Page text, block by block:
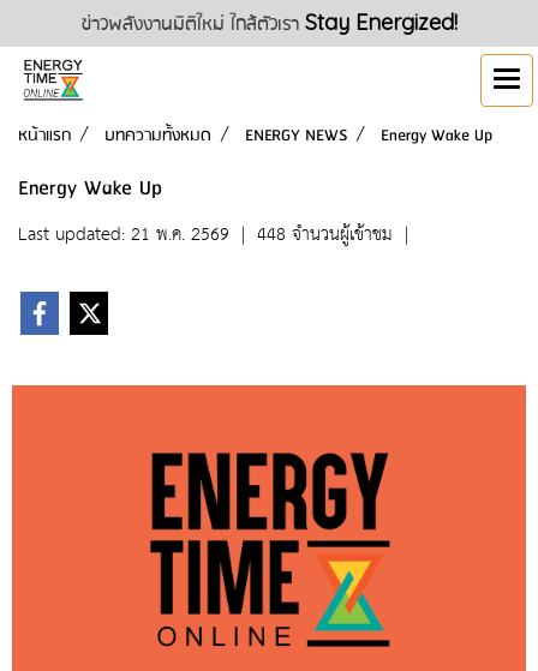
ข่าวพลังงานมิติใหม่ ใกล้ตัวเรา Stay Energized!
หน้าแรก บทความทั้งหมด ENERGY NEWS Energy Wake Up
Energy Wake Up
Last updated: 21 พ.ค. 2569 | 448 จำนวนผู้เข้าชม |